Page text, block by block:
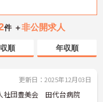
件 ＋非公開求人
順 年収順
更新日：2025年12月03日
社団豊美会 田代台病院